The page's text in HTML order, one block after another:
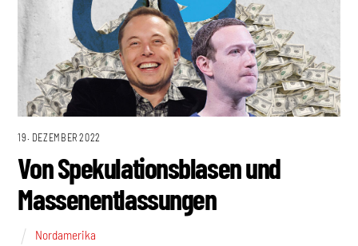
19. DEZEMBER 2022
Von Spekulationsblasen und
Massenentlassungen
Nordamerika